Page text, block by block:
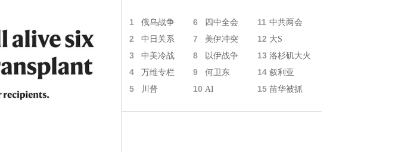
1 俄乌战争 6 四中全会 11 中共两会
2 中日关系 7 美伊冲突 12 大S
3 中美冷战 8 以伊战争 13 洛杉矶大火
4 万维专栏 9 何卫东 14 叙利亚
5 川普 10 AI 15 苗华被抓